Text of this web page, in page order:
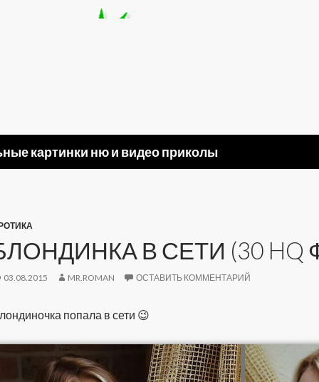
картинки ню и видео приколы
В СЕТИ (30 HQ
03.08.2015 MR.ROMAN ОСТАВИТЬ КОММЕНТАРИЙ
попала в сети 😉